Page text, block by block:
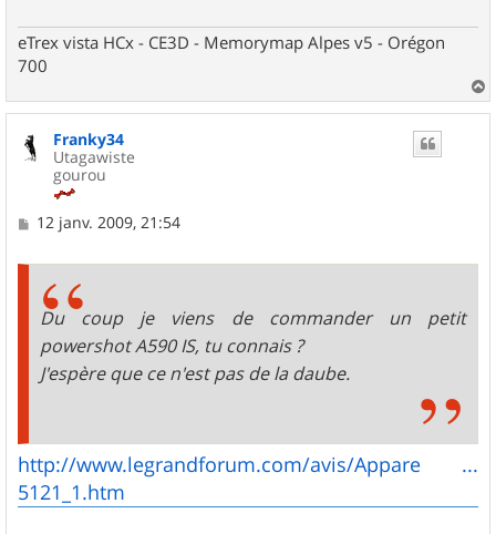
eTrex vista HCx - CE3D - Memorymap Alpes v5 - Orégon
700
a
Franky34
Utagawiste
gourou
M12 janv. 2009, 21:54
Du coup je viens de commander un petit
powershot A590 IS, tu connais ?
J'espère que ce n'est pas de la daube.
http://www.legrandforum.com/avis/Appare ...
5121_1.htm